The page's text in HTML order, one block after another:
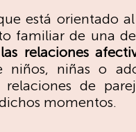
está orientado
familiar de una
relaciones
niños, niñas o
de
momentos.